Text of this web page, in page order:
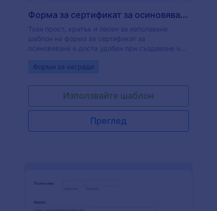
Форма за сертификат за осиновяване
Този прост, кратък и лесен за използване
шаблон на форма за сертификат за
осиновяване е доста удобен при създаване на
името на детето или домашния любимец, който
осиновява детето или домашния любимец,
детайли за осиновяващото семейство и датата
на осиновяване. След това PDF редактора на
Jotform използва информацията, която сте
предоставили в този шаблон на форма за
шаблон на сертификат за осиновяване, с който
Go to Category:
Форми за награди
Използвайте шаблон
Преглед